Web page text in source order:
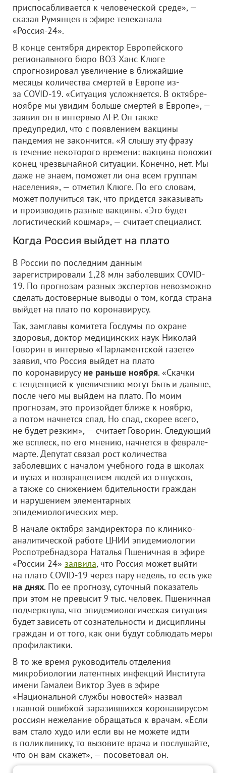
приспосабливается к человеческой среде», —
сказал Румянцев в эфире телеканала
«Россия-24».
В конце сентября директор Европейского
регионального бюро ВОЗ Ханс Клюге
спрогнозировал увеличение в ближайшие
месяцы количества смертей в Европе из-
за COVID-19. «Ситуация усложняется. В октябре-
ноябре мы увидим больше смертей в Европе», —
заявил он в интервью AFP. Он также
предупредил, что с появлением вакцины
пандемия не закончится. «Я слышу эту фразу
в течение некоторого времени: вакцина положит
конец чрезвычайной ситуации. Конечно, нет. Мы
даже не знаем, поможет ли она всем группам
населения», — отметил Клюге. По его словам,
может получиться так, что придется заказывать
и производить разные вакцины. «Это будет
логистический кошмар», — считает специалист.
Когда Россия выйдет на плато
В России по последним данным
зарегистрировали 1,28 млн заболевших COVID-
19. По прогнозам разных экспертов невозможно
сделать достоверные выводы о том, когда страна
выйдет на плато по коронавирусу.
Так, замглавы комитета Госдумы по охране
здоровья, доктор медицинских наук Николай
Говорин в интервью «Парламентской газете»
заявил, что Россия выйдет на плато
по коронавирусу не раньше ноября. «Скачки
с тенденцией к увеличению могут быть и дальше,
после чего мы выйдем на плато. По моим
прогнозам, это произойдет ближе к ноябрю,
а потом начнется спад. Но спад, скорее всего,
не будет резким», — считает Говорин. Следующий
же всплеск, по его мнению, начнется в феврале-
марте. Депутат связал рост количества
заболевших с началом учебного года в школах
и вузах и возвращением людей из отпусков,
а также со снижением бдительности граждан
и нарушением элементарных
эпидемиологических мер.
В начале октября замдиректора по клинико-
аналитической работе ЦНИИ эпидемиологии
Роспотребнадзора Наталья Пшеничная в эфире
«России 24» заявила, что Россия может выйти
на плато COVID-19 через пару недель, то есть уже
на днях. По ее прогнозу, суточный показатель
при этом не превысит 9 тыс. человек. Пшеничная
подчеркнула, что эпидемиологическая ситуация
будет зависеть от сознательности и дисциплины
граждан и от того, как они будут соблюдать меры
профилактики.
В то же время руководитель отделения
микробиологии латентных инфекций Института
имени Гамалеи Виктор Зуев в эфире
«Национальной службы новостей» назвал
главной ошибкой заразившихся коронавирусом
россиян нежелание обращаться к врачам. «Если
вам стало худо или если вы не можете идти
в поликлинику, то вызовите врача и послушайте,
что он вам скажет», — посоветовал он.